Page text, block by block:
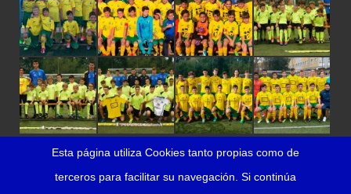
Esta página utiliza Cookies tanto propias como de
terceros para facilitar su navegación. Si continúa